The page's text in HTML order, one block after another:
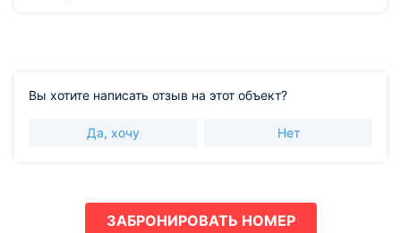
Вы хотите написать отзыв на этот объект?
Да, хочу Нет
ЗАБРОНИРОВАТЬ НОМЕР